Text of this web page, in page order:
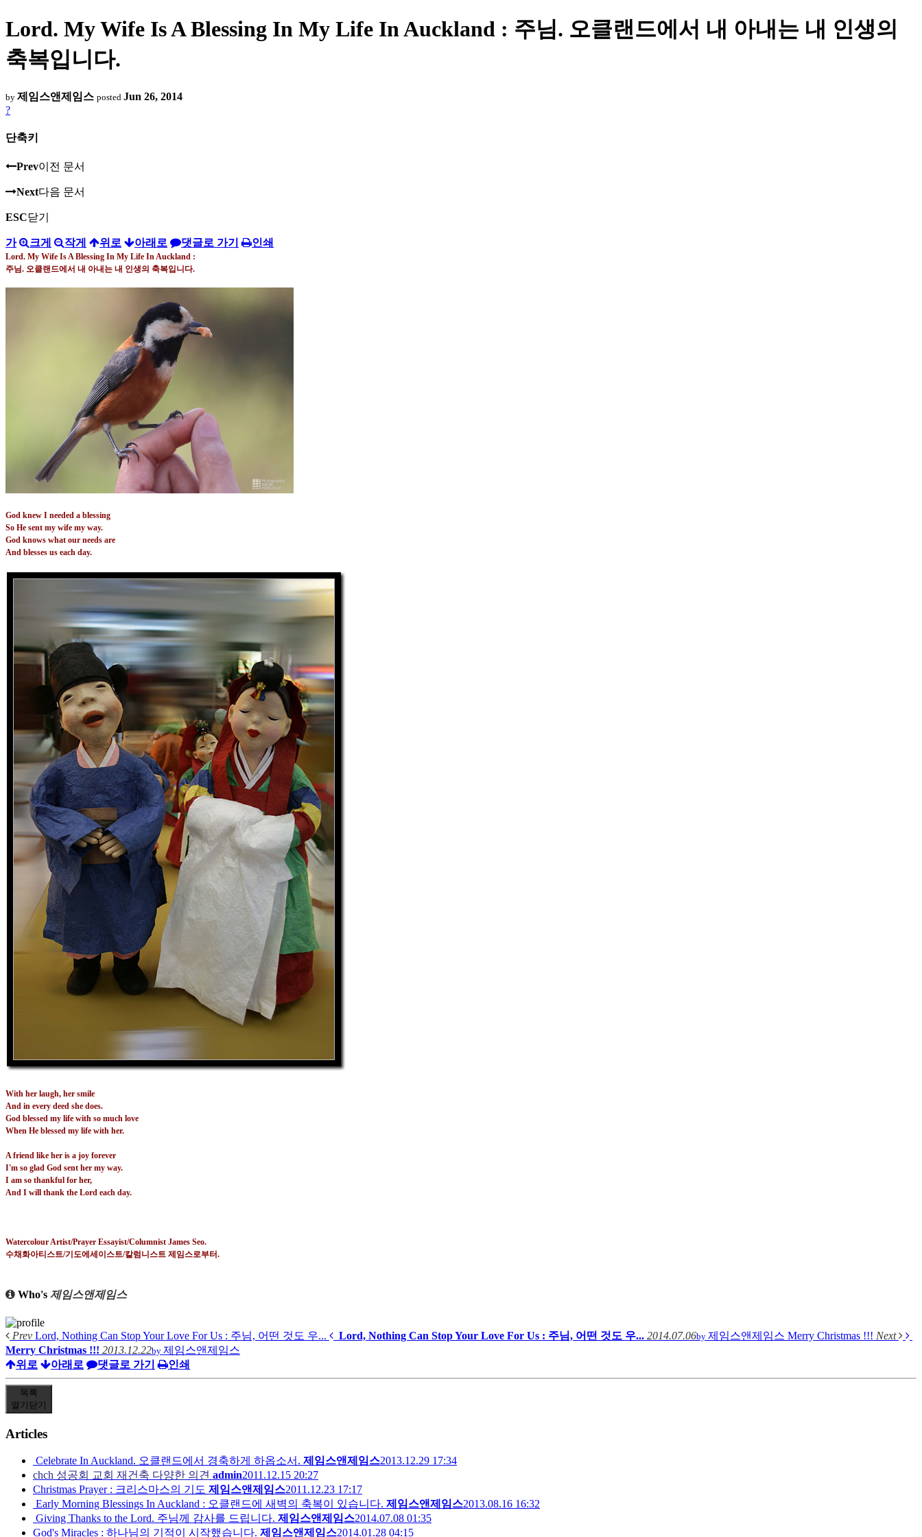
Lord. My Wife Is A Blessing In My Life In Auckland : 주님. 오클랜드에서 내 아내는 내 인생의
축복입니다.
by 제임스앤제임스 posted Jun 26, 2014
?
단축키
Prev이전 문서
Next다음 문서
ESC닫기
가 크게 작게 위로 아래로 댓글로 가기 인쇄
Lord. My Wife Is A Blessing In My Life In Auckland :
주님. 오클랜드에서 내 아내는 내 인생의 축복입니다.
God knew I needed a blessing
So He sent my wife my way.
God knows what our needs are
And blesses us each day.
With her laugh, her smile
And in every deed she does.
God blessed my life with so much love
When He blessed my life with her.
A friend like her is a joy forever
I'm so glad God sent her my way.
I am so thankful for her,
And I will thank the Lord each day.
Watercolour Artist/Prayer Essayist/Columnist James Seo.
수채화아티스트/기도에세이스트/칼럼니스트 제임스로부터.
Who's 제임스앤제임스
Prev Lord, Nothing Can Stop Your Love For Us : 주님, 어떤 것도 우... Lord, Nothing Can Stop Your Love For Us : 주님, 어떤 것도 우... 2014.07.06by 제임스앤제임스 Merry Christmas !!! Next
Merry Christmas !!! 2013.12.22by 제임스앤제임스
위로
아래로 댓글로 가기 인쇄
목록
열기 닫기
Articles
Celebrate In Auckland. 오클랜드에서 경축하게 하옵소서. 제임스앤제임스2013.12.29 17:34
chch 성공회 교회 재건축 다양한 의견 admin2011.12.15 20:27
Christmas Prayer : 크리스마스의 기도 제임스앤제임스2011.12.23 17:17
Early Morning Blessings In Auckland : 오클랜드에 새벽의 축복이 있습니다. 제임스앤제임스2013.08.16 16:32
Giving Thanks to the Lord. 주님께 감사를 드립니다. 제임스앤제임스2014.07.08 01:35
God's Miracles : 하나님의 기적이 시작했습니다. 제임스앤제임스2014.01.28 04:15